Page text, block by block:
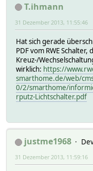
T.ihmann
31 Dezember 2013, 11:55:46
Hat sich gerade
PDF vom RWE
Kreuz-/
wirklich: https://
smarthome.de/web/
0/2/smarthome/
rputz-Lichtschalter.pdf
justme1968
31 Dezember 2013, 11:59:16